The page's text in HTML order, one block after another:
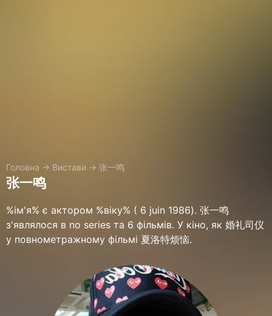
Головна → Вистави → 张一鸣
张一鸣
%ім'я% є актором %віку% ( 6 juin 1986). 张一鸣
з'являлося в no series та 6 фільмів. У кіно, як 婚礼司仪
у повнометражному фільмі 夏洛特烦恼.